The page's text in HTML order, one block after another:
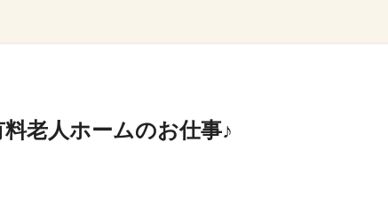
老人ホームのお仕事♪